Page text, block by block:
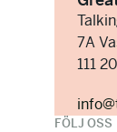
7A
111
FÖLJ OSS